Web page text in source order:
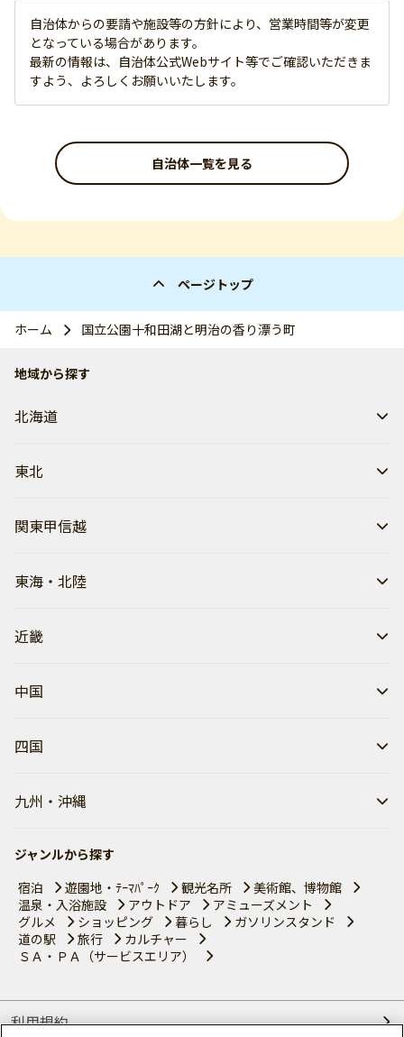
自治体からの要請や施設等の方針により、営業時間等が変更
となっている場合があります。
最新の情報は、自治体公式Webサイト等でご確認いただきま
すよう、よろしくお願いいたします。
自治体一覧を見る
ページトップ
ホーム 国立公園十和田湖と明治の香り漂う町
地域から探す
北海道
東北
関東甲信越
東海・北陸
近畿
中国
四国
九州・沖縄
ジャンルから探す
宿泊
遊園地・ﾃｰﾏﾊﾟｰｸ 観光名所
美術館、博物館
温泉・入浴施設
アウトドア
アミューズメント
グルメ
ショッピング 暮らし
ガソリンスタンド
道の駅
旅行
カルチャー
ＳＡ・ＰＡ（サービスエリア）
利用規約